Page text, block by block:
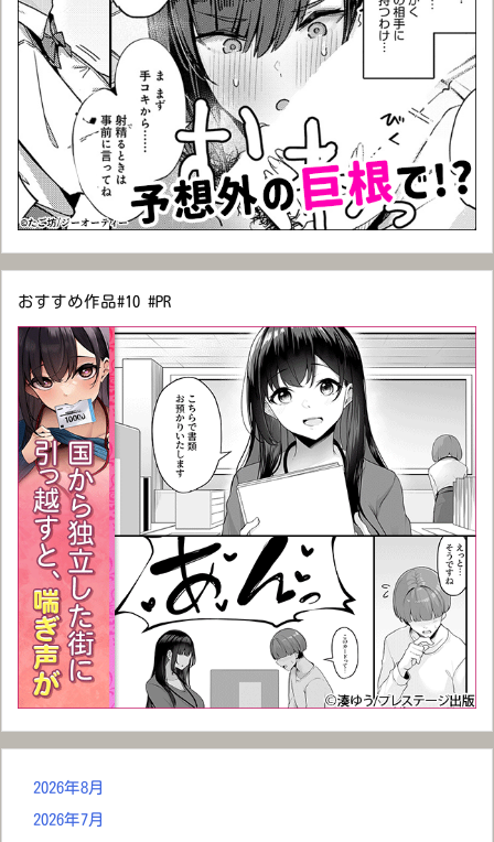
おすすめ作品#10 #PR
2026年8月
2026年7月